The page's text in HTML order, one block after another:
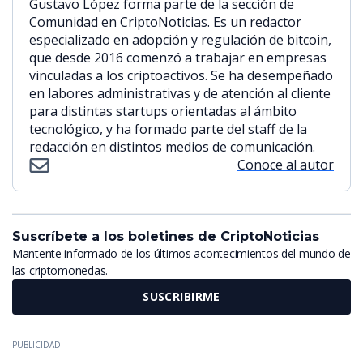
Gustavo López forma parte de la sección de
Comunidad en CriptoNoticias. Es un redactor
especializado en adopción y regulación de bitcoin,
que desde 2016 comenzó a trabajar en empresas
vinculadas a los criptoactivos. Se ha desempeñado
en labores administrativas y de atención al cliente
para distintas startups orientadas al ámbito
tecnológico, y ha formado parte del staff de la
redacción en distintos medios de comunicación.
Conoce al autor
Suscríbete a los boletines de CriptoNoticias
Mantente informado de los últimos acontecimientos del mundo de
las criptomonedas.
SUSCRIBIRME
PUBLICIDAD